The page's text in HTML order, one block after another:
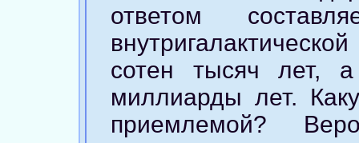
ответом
сотен тысяч лет,
миллиарды лет.
приемлемой?